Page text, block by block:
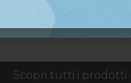
Aspiratore...
Scopri tutti i prodotti